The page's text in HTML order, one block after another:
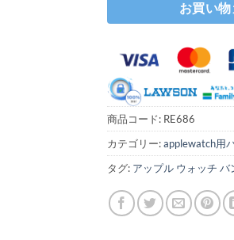
お買い
商品コード: RE686
カテゴリー:applewatch用
タグ: アップル ウォッチ バ